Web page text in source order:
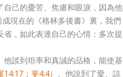
己的憂苦、焦慮和眼淚，因為他
現在的《格林多後書》裏，我們
，如此表達自己的心情：多次提
談到坦率和真誠的品格，能使基
14:17 ； 斐4:4）。他說到了愛、諒